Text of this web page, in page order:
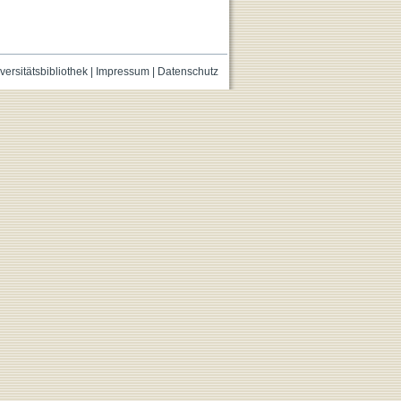
| Impressum| Datenschutz